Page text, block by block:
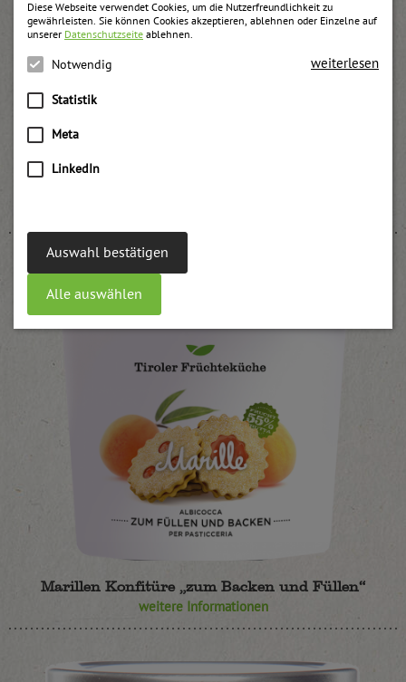
Diese Webseite verwendet Cookies, um die Nutzerfreundlichkeit zu
gewährleisten. Sie können Cookies akzeptieren, ablehnen oder Einzelne auf
unserer Datenschutzseite ablehnen.
Notwendig
Statistik
Meta
LinkedIn
weiterlesen
Auswahl bestätigen
Alle auswählen
Marillen Konfitüre „zum Backen und Füllen“
weitere Informationen